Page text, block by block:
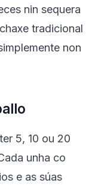
nin sequera
tradicional
non
5, 10 ou 20
unha co
e as súas